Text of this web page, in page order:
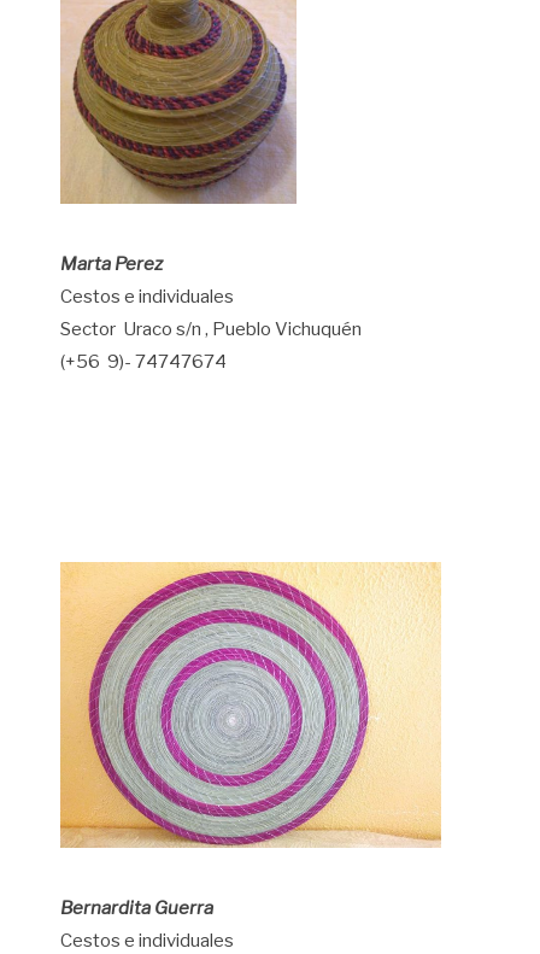
Marta Perez
Cestos e individuales
Sector Uraco s/n , Pueblo Vichuquén
(+56 9)- 74747674
Bernardita Guerra
Cestos e individuales